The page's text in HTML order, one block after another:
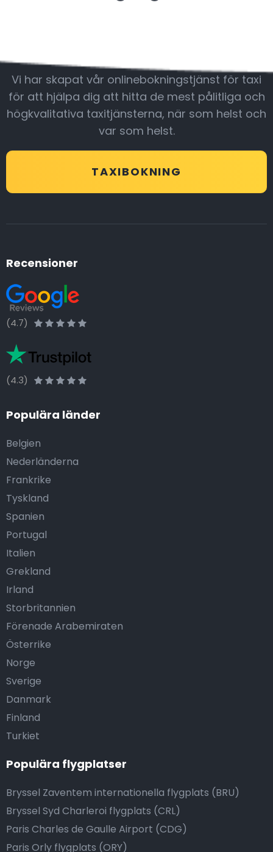
Vi har skapat vår onlinebokningstjänst för taxi
för att hjälpa dig att hitta de mest pålitliga och
högkvalitativa taxitjänsterna, när som helst och
var som helst.
TAXIBOKNING
Recensioner
(4.7)
(4.3)
Populära länder
Belgien
Nederländerna
Frankrike
Tyskland
Spanien
Portugal
Italien
Grekland
Irland
Storbritannien
Förenade Arabemiraten
Österrike
Norge
Sverige
Danmark
Finland
Turkiet
Populära flygplatser
Bryssel Zaventem internationella flygplats (BRU)
Bryssel Syd Charleroi flygplats (CRL)
Paris Charles de Gaulle Airport (CDG)
Paris Orly flygplats (ORY)